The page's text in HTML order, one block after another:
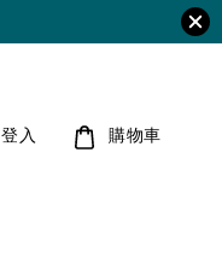
登入 購物車